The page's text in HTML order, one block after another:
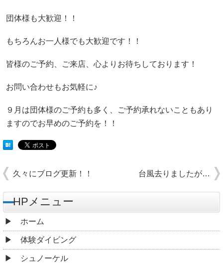
団体様も大歓迎！！
もちろんお一人様でも大歓迎です！！
皆様のご予約、ご来店、心よりお待ちしております！
お問い合わせもお気軽に♪
９月は団体様のご予約も多く、ご予約承れないこともあり
ますのでお早めのご予約を！！
久々にブログ更新！！ 台風去りましたが…
HPメニュー
ホーム
体験ダイビング
シュノーケル